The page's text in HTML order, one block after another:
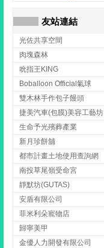
友站連結
光佐共享空間
肉塊森林
吮指王KING
Boballoon Official氣球
雙木林手作包子饅頭
捷美汽車(包膜)美容工藝坊
生命予光殯葬產業
新月珍餅舖
都市計畫土地使用查詢網
南投草尾嶺受命宮
靜默坊(GUTAS)
安盾有限公司
菲米利朵寵物店
歸寧美甲
金優人力開發有限公司